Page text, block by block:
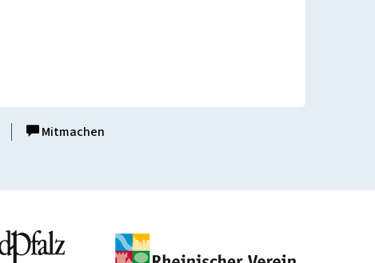
Mitmachen